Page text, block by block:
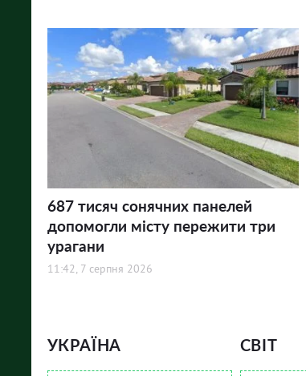
687 тисяч сонячних панелей
допомогли місту пережити три
урагани
11:42, 7 серпня 2026
УКРАЇНА СВІТ